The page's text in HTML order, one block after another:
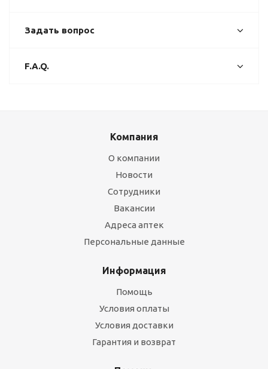
Задать вопрос
F.A.Q.
Компания
О компании
Новости
Сотрудники
Вакансии
Адреса аптек
Персональные данные
Информация
Помощь
Условия оплаты
Условия доставки
Гарантия и возврат